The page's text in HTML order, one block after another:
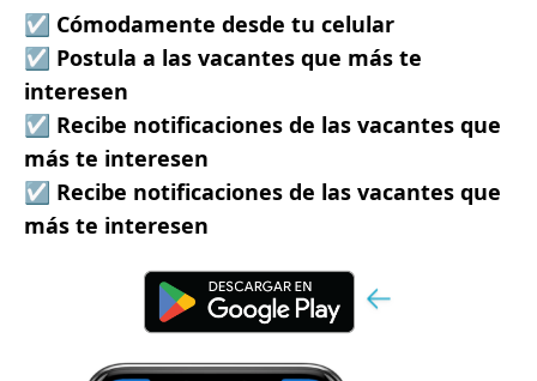
☑ Cómodamente desde tu celular
☑ Postula a las vacantes que más te
interesen
☑ Recibe notificaciones de las vacantes que
más te interesen
☑ Recibe notificaciones de las vacantes que
más te interesen